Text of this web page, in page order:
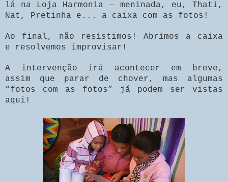
lá na Loja Harmonia – meninada, eu, Thati,
Nat, Pretinha e... a caixa com as fotos!
Ao final, não resistimos! Abrimos a caixa
e resolvemos improvisar!
A intervenção irá acontecer em breve,
assim que parar de chover, mas algumas
“fotos com as fotos” já podem ser vistas
aqui!